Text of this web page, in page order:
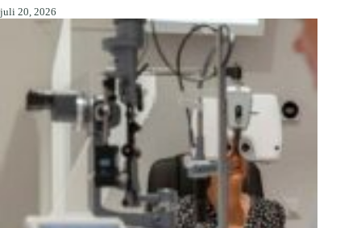
juli 20, 2026